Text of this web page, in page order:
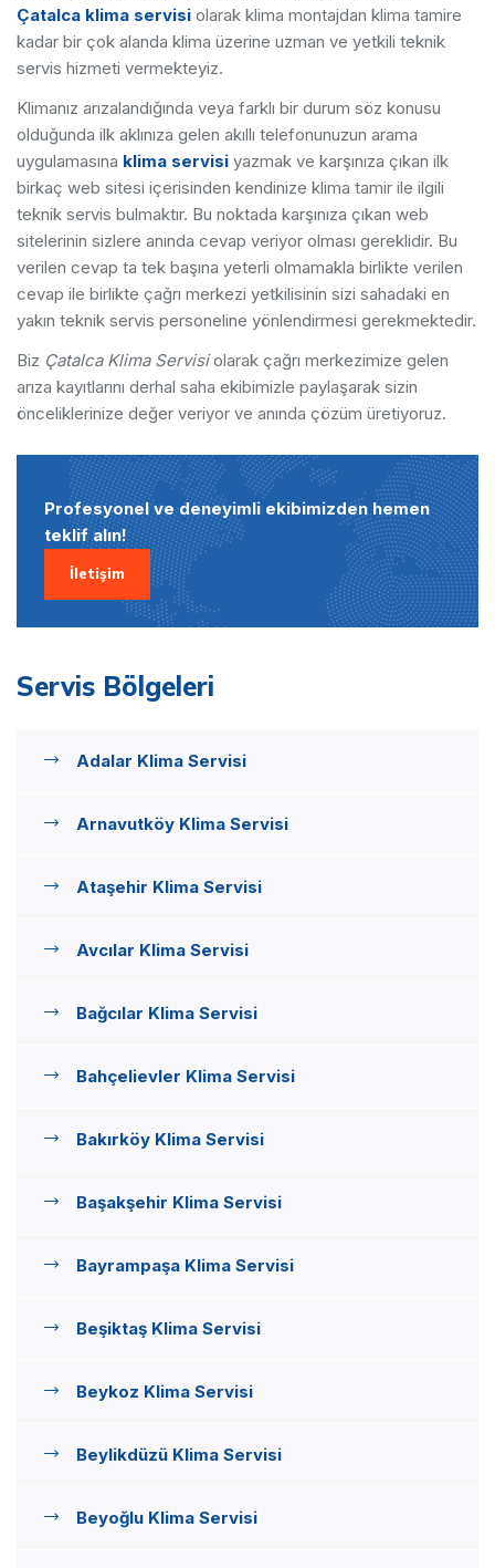
Çatalca klima servisi olarak klima montajdan klima tamire
kadar bir çok alanda klima üzerine uzman ve yetkili teknik
servis hizmeti vermekteyiz.
Klimanız arızalandığında veya farklı bir durum söz konusu
olduğunda ilk aklınıza gelen akıllı telefonunuzun arama
uygulamasına klima servisi yazmak ve karşınıza çıkan ilk
birkaç web sitesi içerisinden kendinize klima tamir ile ilgili
teknik servis bulmaktır. Bu noktada karşınıza çıkan web
sitelerinin sizlere anında cevap veriyor olması gereklidir. Bu
verilen cevap ta tek başına yeterli olmamakla birlikte verilen
cevap ile birlikte çağrı merkezi yetkilisinin sizi sahadaki en
yakın teknik servis personeline yönlendirmesi gerekmektedir.
Biz Çatalca Klima Servisiolarak çağrı merkezimize gelen
arıza kayıtlarını derhal saha ekibimizle paylaşarak sizin
önceliklerinize değer veriyor ve anında çözüm üretiyoruz.
Profesyonel ve deneyimli ekibimizden hemen
teklif alın!
İletişim
Servis Bölgeleri
Adalar Klima Servisi
Arnavutköy Klima Servisi
Ataşehir Klima Servisi
Avcılar Klima Servisi
Bağcılar Klima Servisi
Bahçelievler Klima Servisi
Bakırköy Klima Servisi
Başakşehir Klima Servisi
Bayrampaşa Klima Servisi
Beşiktaş Klima Servisi
Beykoz Klima Servisi
Beylikdüzü Klima Servisi
Beyoğlu Klima Servisi